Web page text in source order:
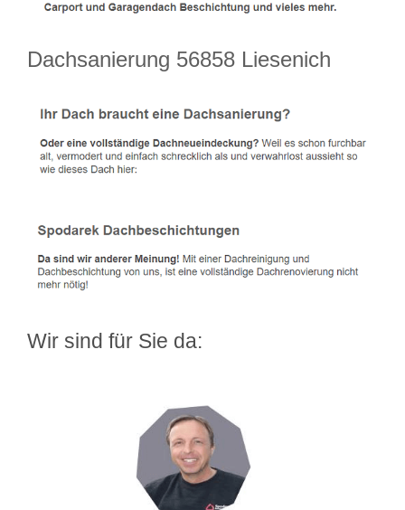
Dachsanierung 56858 Liesenich
Wir sind für Sie da: